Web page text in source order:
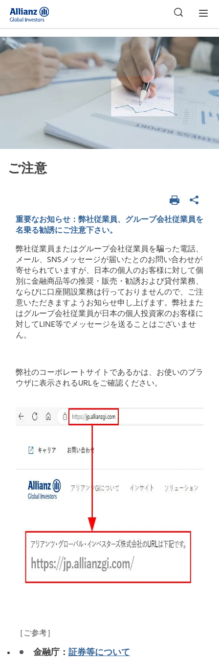
日本
ご注意
重要なお知らせ：弊社従業員、グループ会社従業員を
名乗る勧誘にご注意下さい。
弊社従業員またはグループ会社従業員を騙った電話、
メール、SNSメッセージが届いたとのお問い合わせが
寄せられていますが、日本の個人のお客様に対して個
別に金融商品等の推奨・販売・勧誘および貸付業務、
ならびに口座開設業務は行っておりませんので、ご注
意いただきますようお知らせ申し上げます。弊社また
はグループ会社従業員が日本の個人投資家のお客様に
対してLINE等でメッセージを送ることはございませ
ん。
弊社のコーポレートサイトであるかは、お使いのブラ
ウザに表示されるURLをご確認ください。
［ ご参考］
金融庁： 証券等について